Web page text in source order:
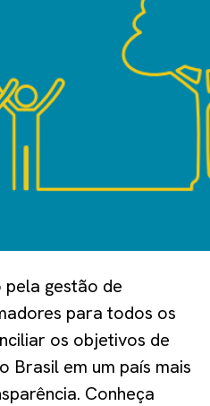
pela gestão de
para todos os
os objetivos de
Brasil em um país mais
Conheça